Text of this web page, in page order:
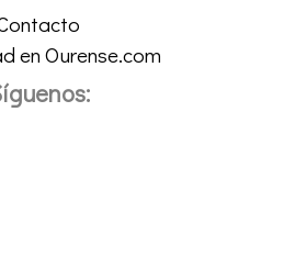
en Ourense.com